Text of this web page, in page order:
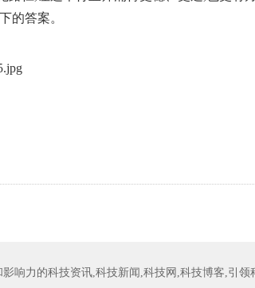
的答案。
响力的科技资讯,科技新闻,科技网,科技博客,引领